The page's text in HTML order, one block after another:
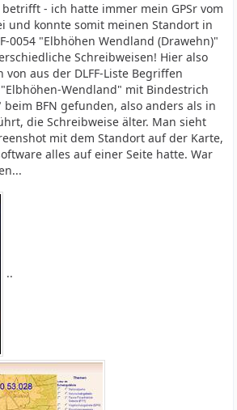
- ich hatte immer mein GPSr vom
und konnte somit meinen Standort in
0054 "Elbhöhen Wendland (Drawehn)"
Schreibweisen! Hier also
aus der DLFF-Liste Begriffen
Wendland" mit Bindestrich
BFN gefunden, also anders als in
die Schreibweise älter. Man sieht
mit dem Standort auf der Karte,
alles auf einer Seite hatte. War
..